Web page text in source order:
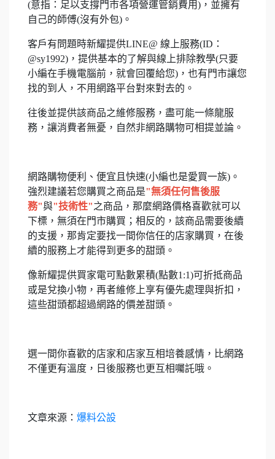
(意指：足以支撐門市各項營運管銷費用)，並擁有
自己的師傅(沒有外包)。
客戶有問題時新耀提供LINE@ 線上服務(ID：
@sy1992)，提供基本的了解與線上排除教學(只要
小編在手機電腦前，就會回覆給您)，也有門市讓您
找的到人，不用網路平台對來對去的。
往後並提供該商品之維修服務，盡可能一條龍服
務，讓消費者無憂，自然非網路購物可相提並論。
網路購物便利、便宜且快速(小編也是愛買一族)。
強烈建議若您購買之商品是"無須任何售後服
務"與"技術性"之商品，那麼網路價格喜歡就可以
下標，無須在門市購買；相反的，該商品需要後續
的支援，那肯定要找一間你信任的店家購買，在後
續的服務上才能得到更多的甜頭。
像新耀提供買家電可點數累積(點數1:1)可折抵商品
或是兌換小物，再者維修上享有優先處理與折扣，
這些甜頭都超過網路的價差甜頭。
選一間你喜歡的店家和店家互相培養感情，比網路
不僅更有溫度，日後服務也更互相囑託哦。
文章來源： 爆料公設